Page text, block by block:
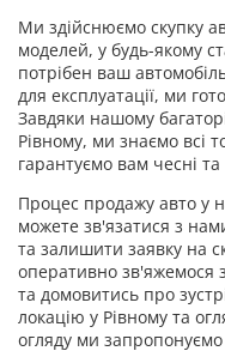
Ми здійснюємо скупку
моделей, у будь-якому
потрібен ваш
для експлуатації, ми
Завдяки нашому
Рівному, ми знаємо всі
гарантуємо вам чесні та
Процес продажу авто у
можете зв'язатися з
та залишити заявку на
оперативно зв'яжемося
та домовитись про
локацію у Рівному та
огляду ми